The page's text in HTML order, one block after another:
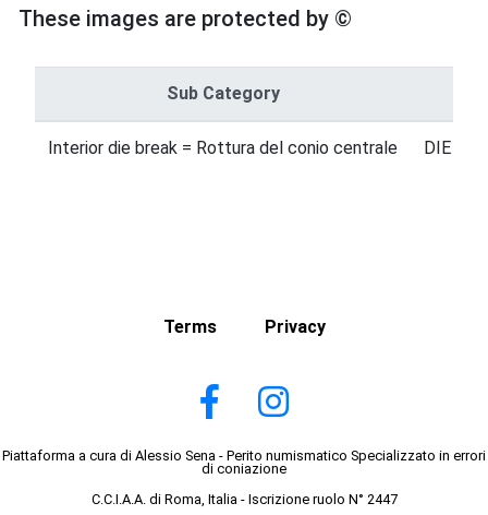
These images are protected by ©
Sub Category
Interior die break = Rottura del conio centrale DIE
Terms Privacy
Piattaforma a cura di Alessio Sena - Perito numismatico Specializzato in errori
di coniazione
C.C.I.A.A. di Roma, Italia - Iscrizione ruolo N° 2447